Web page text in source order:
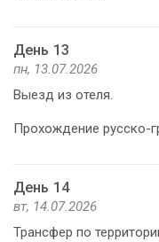
День 13
пн, 13.07.2026
Выезд из отеля.
Прохождение русско-
День 14
вт, 14.07.2026
Трансфер по